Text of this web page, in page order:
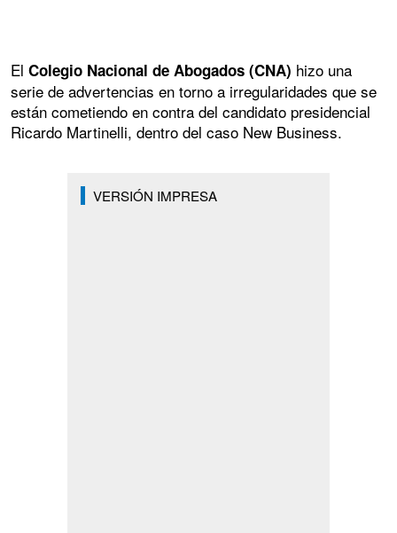
El Colegio Nacional de Abogados (CNA) hizo una
serie de advertencias en torno a irregularidades que se
están cometiendo en contra del candidato presidencial
Ricardo Martinelli, dentro del caso New Business.
VERSIÓN IMPRESA